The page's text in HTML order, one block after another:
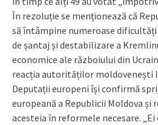
În rezoluție se menţionează că
să întâmpine numeroase
de șantaj și destabilizare a
economice ale războiului din
reacția autorităților moldovenești
Deputații europeni își confirmă
europeană a Republicii Moldova și
acesteia în reformele necesare. „Ei